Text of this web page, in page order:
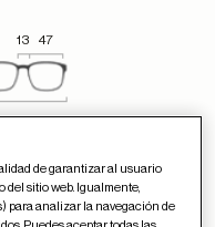
13 47
de garantizar al usuario
sitio web. Igualmente,
para analizar la navegación de